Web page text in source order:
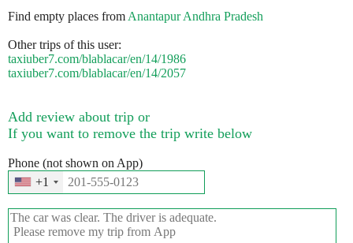
Find empty places from Anantapur Andhra Pradesh
Other trips of this user:
taxiuber7.com/blablacar/en/14/1986
taxiuber7.com/blablacar/en/14/2057
Add review about trip or
If you want to remove the trip write below
Phone (not shown on App)
+1